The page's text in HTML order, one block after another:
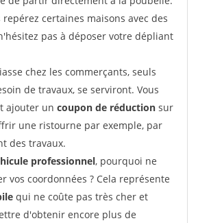
certaines maisons avec des
pas à déposer votre dépliant
chez les commerçants, seuls
de travaux, se serviront. Vous
ajouter un coupon de réduction sur
une ristourne par exemple, par
des travaux.
professionnel, pourquoi ne
vos coordonnées ? Cela représente
qui ne coûte pas très cher et
d'obtenir encore plus de